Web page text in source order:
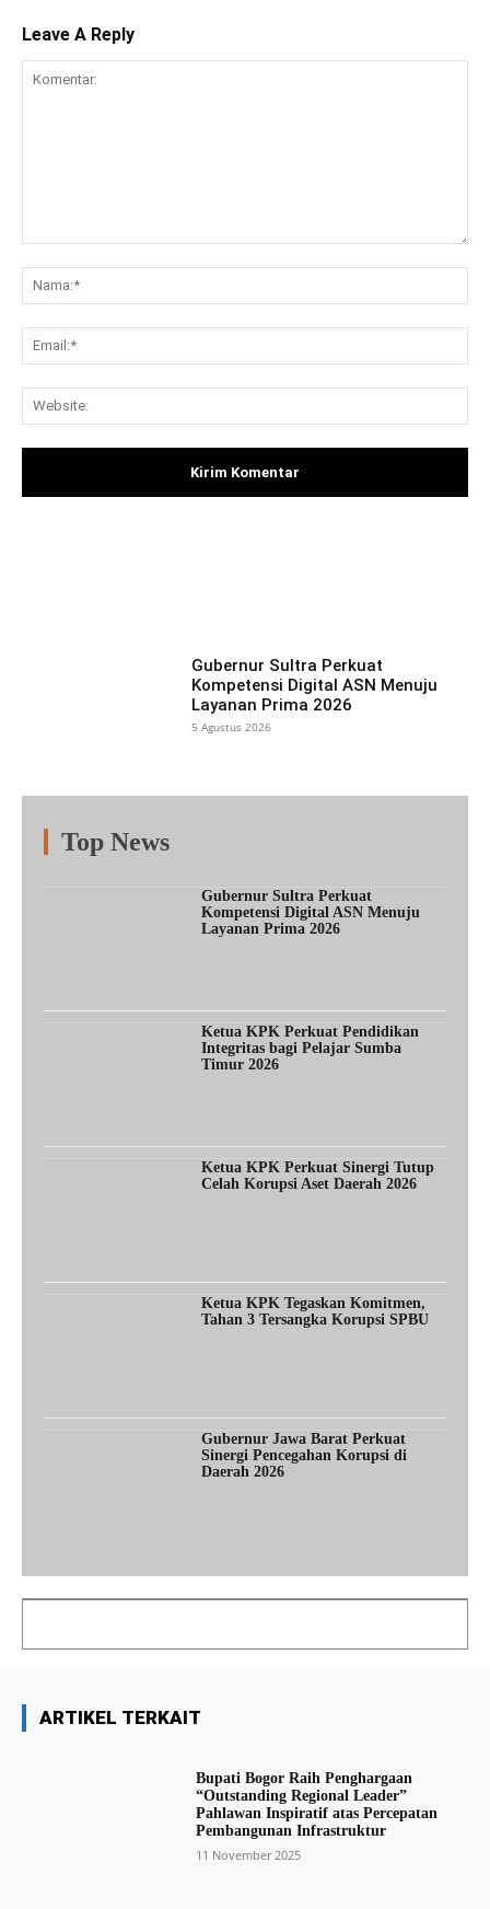
Leave A Reply
Gubernur Sultra Perkuat
Kompetensi Digital ASN Menuju
Layanan Prima 2026
5 Agustus 2026
Top News
Gubernur Sultra Perkuat
Kompetensi Digital ASN Menuju
Layanan Prima 2026
Ketua KPK Perkuat Pendidikan
Integritas bagi Pelajar Sumba
Timur 2026
Ketua KPK Perkuat Sinergi Tutup
Celah Korupsi Aset Daerah 2026
Ketua KPK Tegaskan Komitmen,
Tahan 3 Tersangka Korupsi SPBU
Gubernur Jawa Barat Perkuat
Sinergi Pencegahan Korupsi di
Daerah 2026
ARTIKEL TERKAIT
Bupati Bogor Raih Penghargaan
“Outstanding Regional Leader”
Pahlawan Inspiratif atas Percepatan
Pembangunan Infrastruktur
11 November 2025